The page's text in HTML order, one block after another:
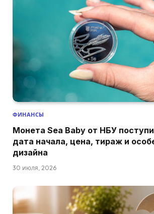
ФИНАНСЫ
Монета Sea Baby от НБУ
дата начала, цена, тираж и
дизайна
30 июля, 2026